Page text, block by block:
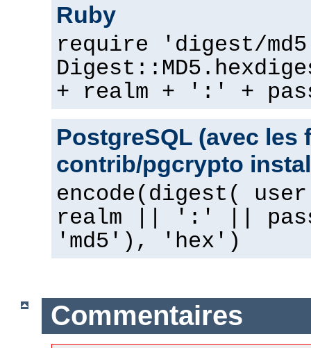
Ruby
require 'digest/
+ realm + ':' +
PostgreSQL (avec les
contrib/pgcrypto
encode(digest(
realm || ':' ||
'md5'), 'hex')
Commentaires